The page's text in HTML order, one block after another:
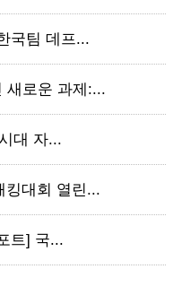
국팀 데프...
새로운 과제:...
대 자...
킹대회 열린...
트] 국...